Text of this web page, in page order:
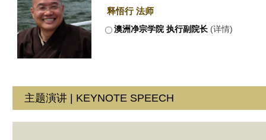
释悟行 法师
澳洲净宗学院 执行副院长 (详情)
主题演讲 | KEYNOTE SPEECH